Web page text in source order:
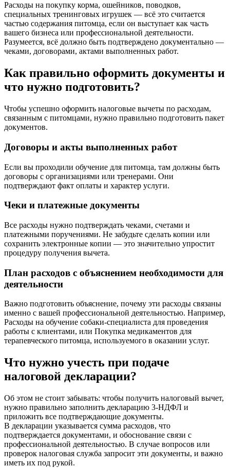
Расходы на покупку корма, ошейников, поводков,
специальных тренинговых игрушек — всё это считается
частью содержания питомца, если он выступает как часть
вашего бизнеса или профессиональной деятельности.
Разумеется, всё должно быть подтверждено документально —
чеками, договорами, актами выполненных работ.
Как правильно оформить документы и
что нужно подготовить?
Чтобы успешно оформить налоговые вычеты по расходам,
связанным с питомцами, нужно правильно подготовить пакет
документов.
Договоры и акты выполненных работ
Если вы проходили обучение для питомца, там должны быть
договоры с организациями или тренерами. Они
подтверждают факт оплаты и характер услуги.
Чеки и платежные документы
Все расходы нужно подтверждать чеками, счетами и
платежными поручениями. Не забудьте сделать копии или
сохранить электронные копии — это значительно упростит
процедуру получения вычета.
План расходов с объяснением необходимости для
деятельности
Важно подготовить объяснение, почему эти расходы связаны
именно с вашей профессиональной деятельностью. Например,
Расходы на обучение собаки-специалиста для проведения
работы с клиентами, или Покупка медикаментов для
терапевческого питомца, используемого в оказании услуг.
Что нужно учесть при подаче
налоговой декларации?
Об этом не стоит забывать: чтобы получить налоговый вычет,
нужно правильно заполнить декларацию 3-НДФЛ и
приложить все подтверждающие документы.
В декларации указывается сумма расходов, что
подтверждается документами, и обоснование связи с
профессиональной деятельностью. В случае вопросов или
проверок налоговая служба запросит эти документы, и важно
иметь их под рукой.